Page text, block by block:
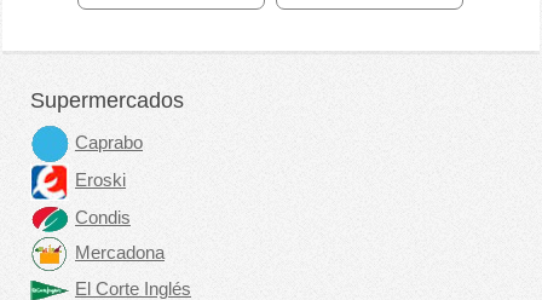
Supermercados
Caprabo
Eroski
Condis
Mercadona
El Corte Inglés